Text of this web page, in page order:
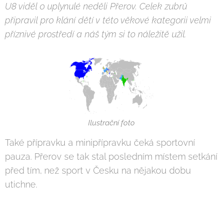
U8 viděl o uplynulé neděli Přerov. Celek zubrů
připravil pro klání dětí v této věkové kategorii velmi
příznivé prostředí a náš tým si to náležitě užil.
Ilustrační foto
Také přípravku a minipřípravku čeká sportovní
pauza. Přerov se tak stal posledním místem setkání
před tím, než sport v Česku na nějakou dobu
utichne.